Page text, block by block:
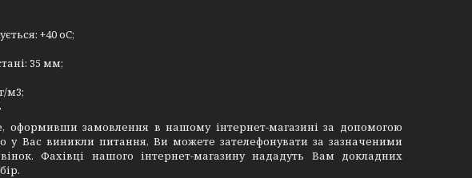
+40 oC;
35 мм;
м3;
оформивши замовлення в нашому інтернет-магазині за допомогою
у Вас виникли питання, Ви можете зателефонувати за зазначеними
Фахівці нашого інтернет-магазину нададуть Вам докладних